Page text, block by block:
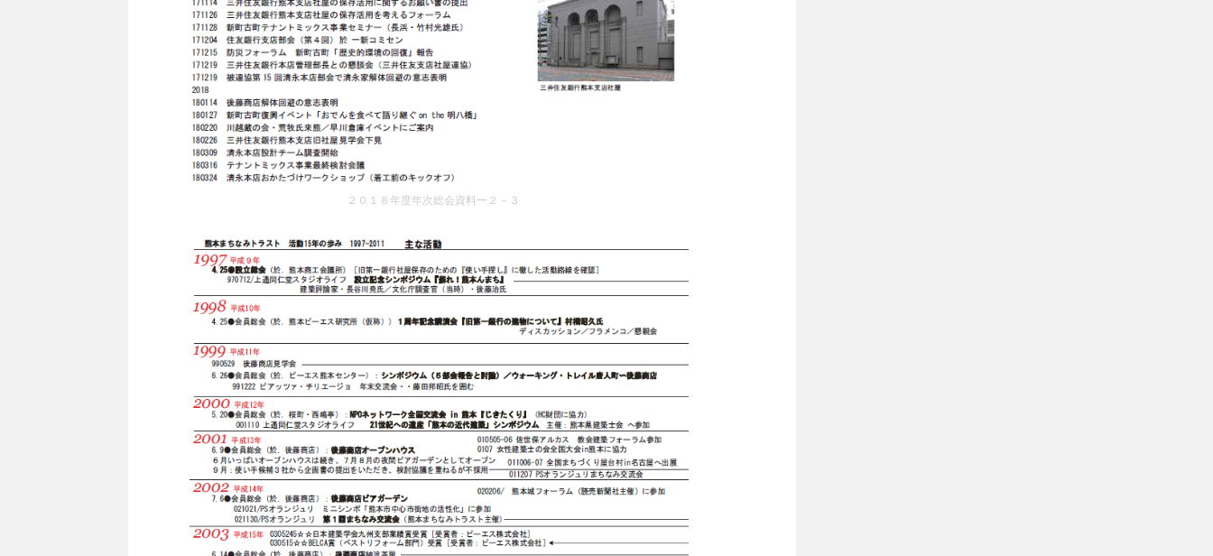
２０１８年度年次総会資料ー２－３